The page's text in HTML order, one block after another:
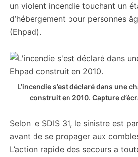
un violent incendie touchant un
d’hébergement pour personnes
(Ehpad).
L’incendie s’est déclaré dans une
construit en 2010. Capture
Selon le SDIS 31, le sinistre est
avant de se propager aux
L’action rapide des secours a